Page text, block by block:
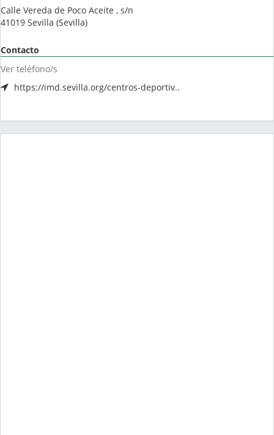
Calle Vereda de Poco Aceite , s/n
41019 Sevilla (Sevilla)
Contacto
Ver teléfono/s
https://imd.sevilla.org/centros-deportiv..